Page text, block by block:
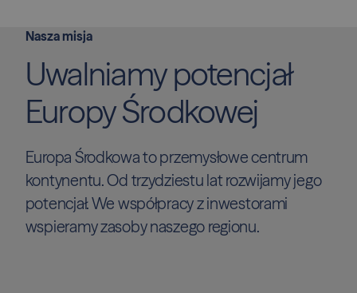
Nasza misja
Uwalniamypotencjał
EuropyŚrodkowej
Europa Środkowa to przemysłowe centrum
kontynentu. Od trzydziestu lat rozwijamy jego
potencjał. We współpracy z inwestorami
wspieramy zasoby naszego regionu.